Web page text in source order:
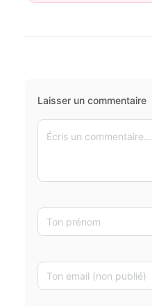
Laisser un commentaire